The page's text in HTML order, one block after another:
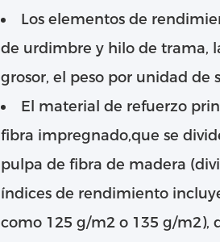
Los elementos de
de urdimbre y hilo de trama,
grosor, el peso por unidad de
El material de refuerzo
fibra impregnado,que se
pulpa de fibra de madera
índices de rendimiento
como 125 g/m2 o 135 g/m2),